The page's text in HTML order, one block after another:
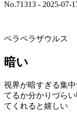
No.71313 - 2025-07-
ペラペラザウルス
暗い
視界が暗すぎる集
てるか分かりづら
てくれると嬉しい